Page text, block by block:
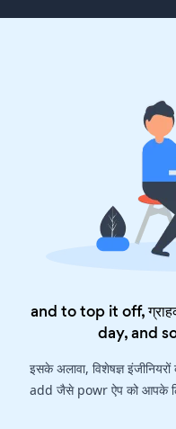
and to top it off,
day, and
इसके अलावा, विशेषज्ञ
add जैसे powr ऐप को आपके